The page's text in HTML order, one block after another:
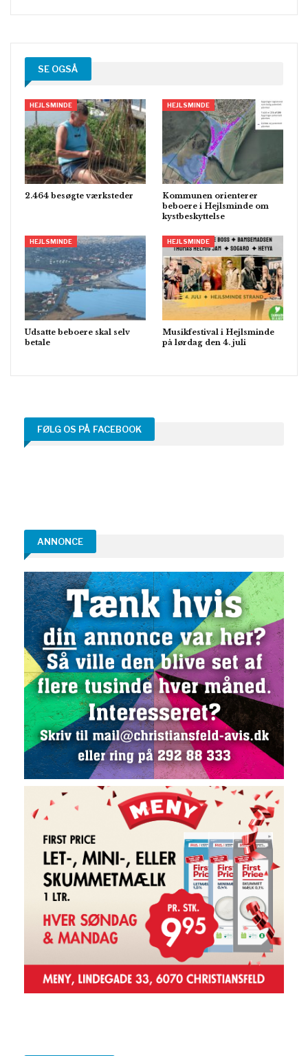
SE OGSÅ
HEJLSMINDE
2.464 besøgte værksteder
HEJLSMINDE
Kommunen orienterer
beboere i Hejlsminde om
kystbeskyttelse
HEJLSMINDE
Udsatte beboere skal selv
betale
HEJLSMINDE
Musikfestival i Hejlsminde
på lørdag den 4. juli
FØLG OS PÅ FACEBOOK
ANNONCE